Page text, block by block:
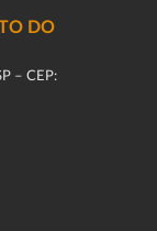
DO
– CEP: